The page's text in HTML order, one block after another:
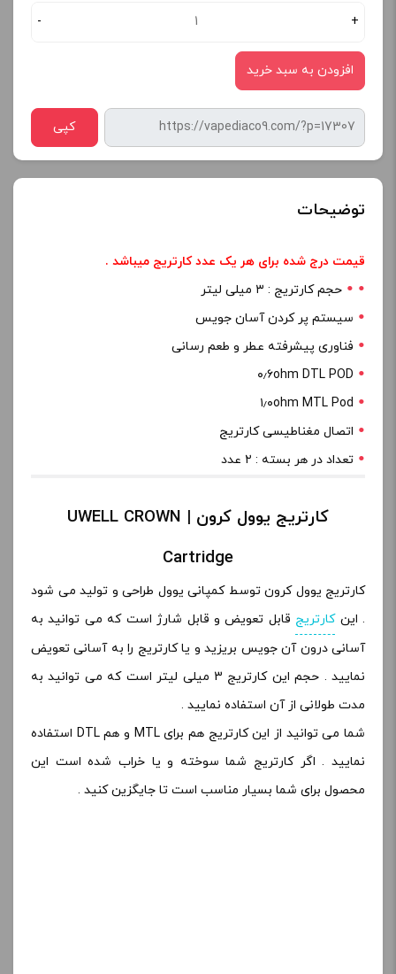
- +
افزودن به سبد خرید
کپی
توضیحات
قیمت درج شده برای هر یک عدد کارتریج میباشد .
حجم کارتریج : ۳ میلی لیتر
سیستم پر کردن آسان جویس
فناوری پیشرفته عطر و طعم رسانی
۰٫۶ohm DTL POD
۱٫۰ohm MTL Pod
اتصال مغناطیسی کارتریج
تعداد در هر بسته : ۲ عدد
کارتریج یوول کرون | UWELL CROWN
Cartridge
کارتریج یوول کرون توسط کمپانی یوول طراحی و تولید می شود
. اینکارتریج قابل تعویض و قابل شارژ است که می توانید به
آسانی درون آن جویس بریزید و یا کارتریج را به آسانی تعویض
نمایید . حجم این کارتریج 3 میلی لیتر است که می توانید به
مدت طولانی از آن استفاده نمایید .
شما می توانید از این کارتریج هم برای MTL و هم DTL استفاده
نمایید . اگر کارتریج شما سوخته و یا خراب شده است این
محصول برای شما بسیار مناسب است تا جایگزین کنید .